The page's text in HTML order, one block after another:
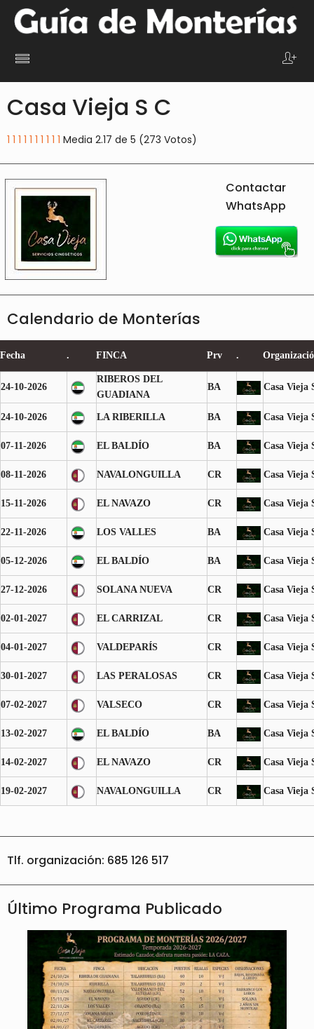
Casa Vieja S C
1 1 1 1 1 1 1 1 1 1 Media 2.17 de 5 (273 Votos)
Contactar
WhatsApp
Calendario de Monterías
Fecha . FINCA Prv .
24-10-2026
RIBEROS DEL
GUADIANA
BA Casa Vieja
24-10-2026 LA RIBERILLA BA Casa Vieja
07-11-2026 EL BALDÍO BA Casa Vieja
08-11-2026 NAVALONGUILLA CR Casa Vieja
15-11-2026 EL NAVAZO CR Casa Vieja
22-11-2026 LOS VALLES BA Casa Vieja
05-12-2026 EL BALDÍO BA Casa Vieja
27-12-2026 SOLANA NUEVA CR Casa Vieja
02-01-2027 EL CARRIZAL CR Casa Vieja
04-01-2027 VALDEPARÍS CR Casa Vieja
30-01-2027 LAS PERALOSAS CR Casa Vieja
07-02-2027 VALSECO CR Casa Vieja
13-02-2027 EL BALDÍO BA Casa Vieja
14-02-2027 EL NAVAZO CR Casa Vieja
19-02-2027 NAVALONGUILLA CR Casa Vieja
Tlf. organización: 685 126 517
Último Programa Publicado